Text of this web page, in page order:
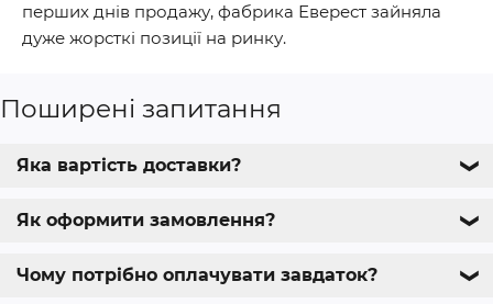
перших днів продажу, фабрика Еверест зайняла
дуже жорсткі позиції на ринку.
Поширені запитання
Яка вартість доставки? ❯
Як оформити замовлення? ❯
Чому потрібно оплачувати завдаток? ❯